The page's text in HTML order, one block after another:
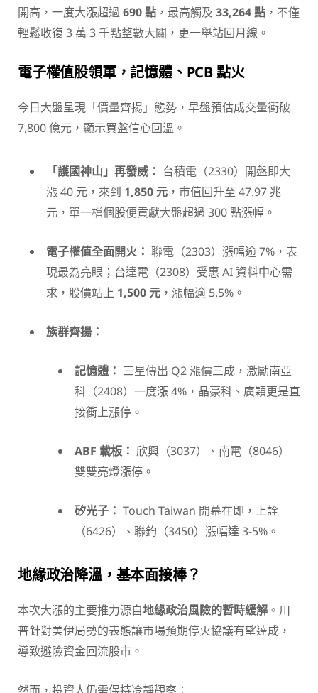
開高，一度大漲超過 690 點 ，最高觸及 33,264 點 ，不僅
輕鬆收復 3 萬 3 千點整數大關，更一舉站回月線。
電子權值股領軍，記憶體、PCB 點火
今日大盤呈現「價量齊揚」態勢，早盤預估成交量衝破
7,800 億元，顯示買盤信心回溫。
「護國神山」再發威： 台積電（2330）開盤即大
漲 40 元，來到 1,850 元 ，市值回升至 47.97 兆
元，單一檔個股便貢獻大盤超過 300 點漲幅。
電子權值全面開火： 聯電（2303）漲幅逾 7%，表
現最為亮眼；台達電（2308）受惠 AI 資料中心需
求，股價站上 1,500 元 ，漲幅逾 5.5%。
族群齊揚：
記憶體： 三星傳出 Q2 漲價三成，激勵南亞
科（2408）一度漲 4%，晶豪科、廣穎更是直
接衝上漲停。
ABF 載板： 欣興（3037）、南電（8046）
雙雙亮燈漲停。
矽光子： Touch Taiwan 開幕在即，上詮
（6426）、聯鈞（3450）漲幅達 3-5%。
地緣政治降溫，基本面接棒？
本次大漲的主要推力源自地緣政治風險的暫時緩解 。川
普針對美伊局勢的表態讓市場預期停火協議有望達成，
導致避險資金回流股市。